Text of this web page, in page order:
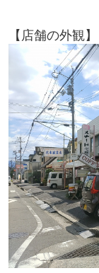
【店舗の外観】